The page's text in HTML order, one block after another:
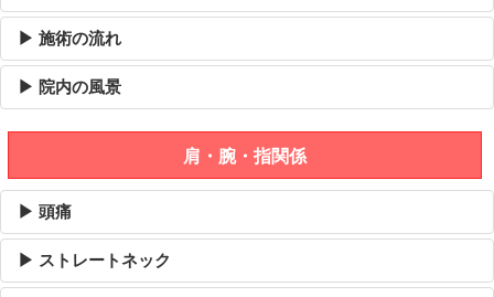
▶ 施術の流れ
▶ 院内の風景
肩・腕・指関係
▶ 頭痛
▶ ストレートネック